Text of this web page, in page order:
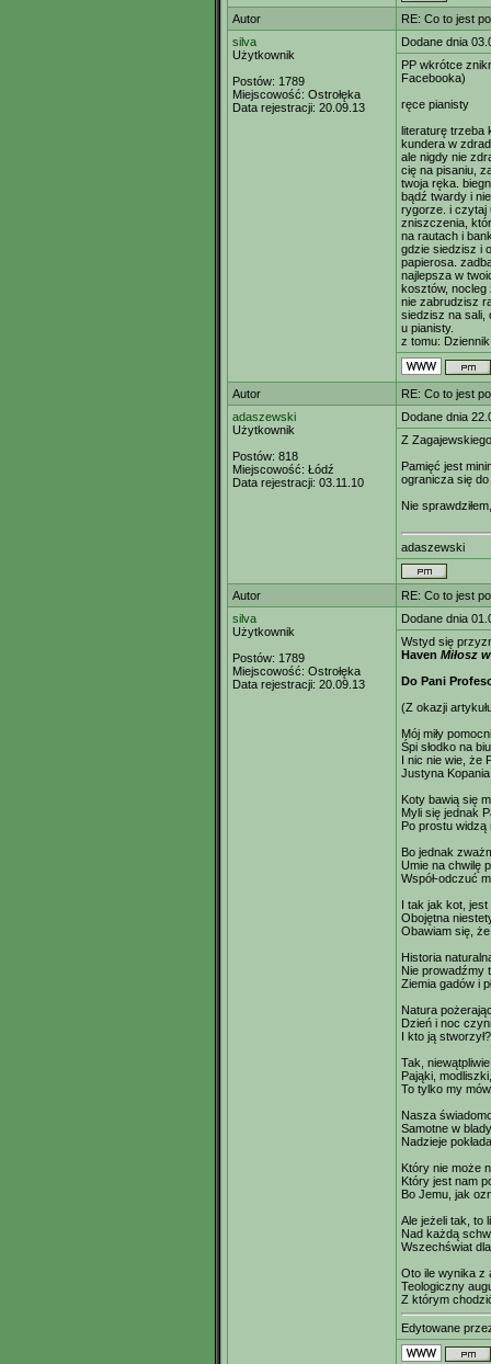
Autor
RE: Co to jest
silva
Użytkownik
Postów: 1789
Miejscowość: Ostrołęka
Data rejestracji: 20.09.13
Dodane dnia
PP wkrótce
Facebooka)
ręce pianisty
literaturę trzeba
kundera w
ale nigdy nie
cię na pisaniu,
twoja ręka.
bądź twardy i
rygorze. i czytaj
zniszczenia,
na rautach i
gdzie siedzisz i
papierosa.
najlepsza w
kosztów, nocleg
nie zabrudzisz
siedzisz na sali,
u pianisty.
z tomu:
Autor
RE: Co to jest
adaszewski
Użytkownik
Postów: 818
Miejscowość: Łódź
Data rejestracji: 03.11.10
Dodane dnia
Z
Pamięć jest
ogranicza się
Nie
adaszewski
Autor
RE: Co to jest
silva
Użytkownik
Postów: 1789
Miejscowość: Ostrołęka
Data rejestracji: 20.09.13
Dodane dnia
Wstyd się
Haven Miłosz
Do Pani
(Z okazji
Mój miły
Śpi słodko na
I nic nie wie, że
Justyna Kopania
Koty bawią się
Myli się jednak
Po prostu
Bo jednak
Umie na chwilę
Współ-odczuć
I tak jak kot, jest
Obojętna
Obawiam się,
Historia
Nie prowadźmy
Ziemia gadów i
Natura
Dzień i noc
I kto ją
Tak,
Pająki,
To tylko my
Nasza
Samotne w
Nadzieje
Który nie może
Który jest nam
Bo Jemu, jak
Ale jeżeli tak, to
Nad każdą
Wszechświat
Oto ile wynika z
Teologiczny
Z którym
Edytowane